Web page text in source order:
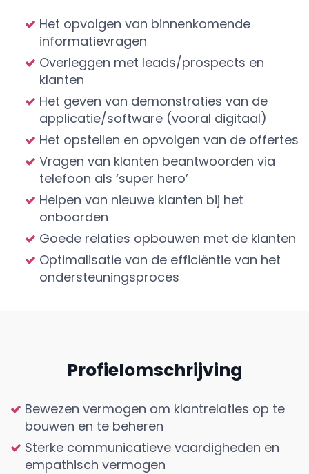
Het opvolgen van binnenkomende
informatievragen
Overleggen met leads/prospects en
klanten
Het geven van demonstraties van de
applicatie/software (vooral digitaal)
Het opstellen en opvolgen van de offertes
Vragen van klanten beantwoorden via
telefoon als ‘super hero’
Helpen van nieuwe klanten bij het
onboarden
Goede relaties opbouwen met de klanten
Optimalisatie van de efficiëntie van het
ondersteuningsproces
Profielomschrijving
Bewezen vermogen om klantrelaties op te
bouwen en te beheren
Sterke communicatieve vaardigheden en
empathisch vermogen